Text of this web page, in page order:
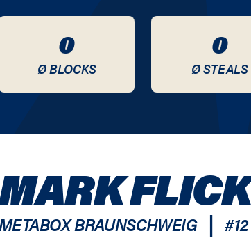
0
Ø BLOCKS
0
Ø STEALS
FLICK
BRAUNSCHWEIG | #12